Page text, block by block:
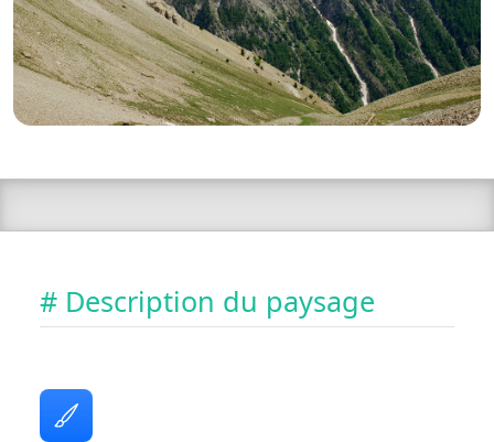
# Description du paysage